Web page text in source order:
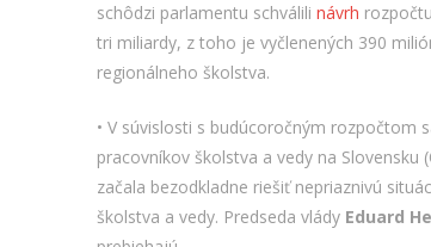
schôdzi parlamentu schválili návrh
tri miliardy, z toho je vyčlenených 390
regionálneho školstva.
• V súvislosti s budúcoročným rozpočtom
pracovníkov školstva a vedy na
začala bezodkladne riešiť nepriaznivú
školstva a vedy. Predseda vlády Eduard